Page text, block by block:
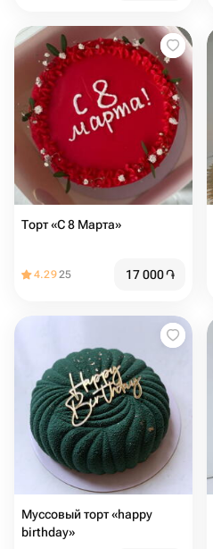
Торт «С 8 Марта» ️
4.2925 17 000֏
Муссовый торт «happy
birthday»